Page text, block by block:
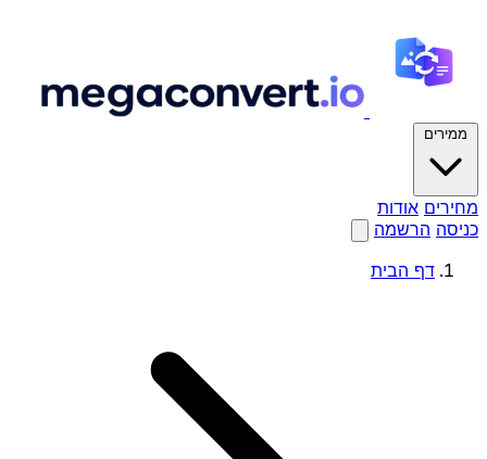
ממירים
מחירים אודות
כניסה הרשמה
דף הבית